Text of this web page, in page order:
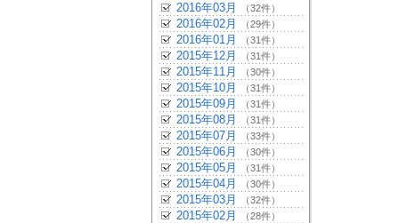
2016年03月 （32件）
2016年02月 （29件）
2016年01月 （31件）
2015年12月 （31件）
2015年11月 （30件）
2015年10月 （31件）
2015年09月 （31件）
2015年08月 （31件）
2015年07月 （33件）
2015年06月 （30件）
2015年05月 （31件）
2015年04月 （30件）
2015年03月 （32件）
2015年02月 （28件）